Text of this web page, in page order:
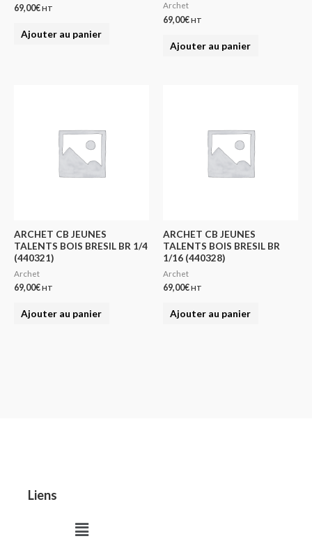
69,00€HT
Ajouter au panier
Archet
69,00€HT
Ajouter au panier
ARCHET CB JEUNES
TALENTS BOIS BRESIL BR 1/4
(440321)
Archet
69,00€HT
Ajouter au panier
ARCHET CB JEUNES
TALENTS BOIS BRESIL BR
1/16 (440328)
Archet
69,00€HT
Ajouter au panier
Liens
Menu